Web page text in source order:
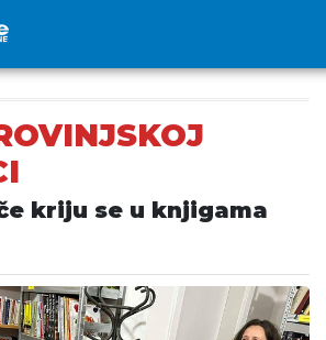
kriju se u knjigama